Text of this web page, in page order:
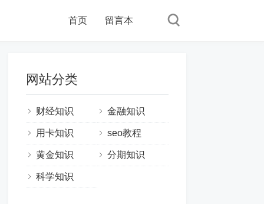
首页 留言本
网站分类
财经知识 金融知识
用卡知识 seo教程
黄金知识 分期知识
科学知识